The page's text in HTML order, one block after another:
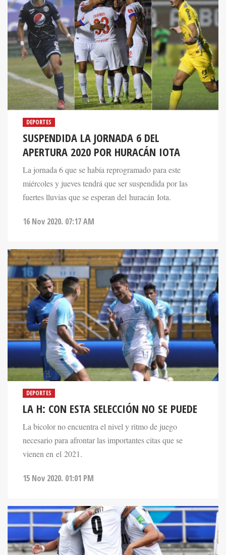
DEPORTES
SUSPENDIDA LA JORNADA 6 DEL
APERTURA 2020 POR HURACÁN IOTA
La jornada 6 que se había reprogramado para este
miércoles y jueves tendrá que ser suspendida por las
fuertes lluvias que se esperan del huracán Iota.
16 Nov 2020. 07:17 AM
DEPORTES
LA H: CON ESTA SELECCIÓN NO SE PUEDE
La bicolor no encuentra el nivel y ritmo de juego
necesario para afrontar las importantes citas que se
vienen en el 2021.
15 Nov 2020. 01:01 PM